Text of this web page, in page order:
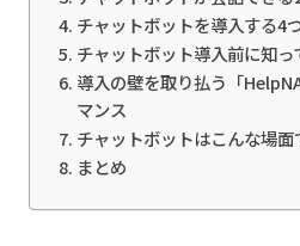
チャットボットを導入する4
チャットボット導入前に知
導入の壁を取り払う「
マンス
チャットボットはこんな場
まとめ